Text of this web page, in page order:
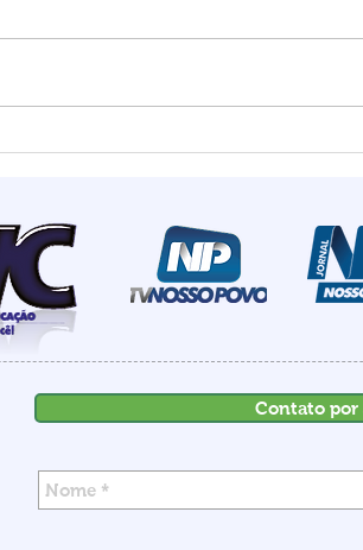
homicídios para o mês de
maio em 18 anos
Contato por